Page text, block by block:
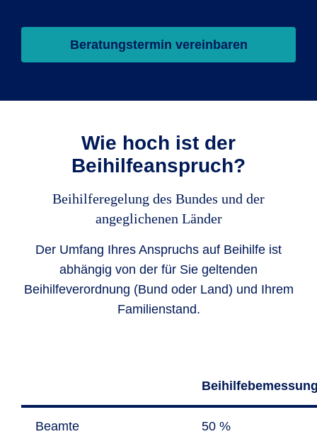
Beratungstermin vereinbaren
Wie hoch ist der
Beihilfeanspruch?
Beihilferegelung des Bundes und der
angeglichenen Länder
Der Umfang Ihres Anspruchs auf Beihilfe ist
abhängig von der für Sie geltenden
Beihilfeverordnung (Bund oder Land) und Ihrem
Familienstand.
Beamte 50 %